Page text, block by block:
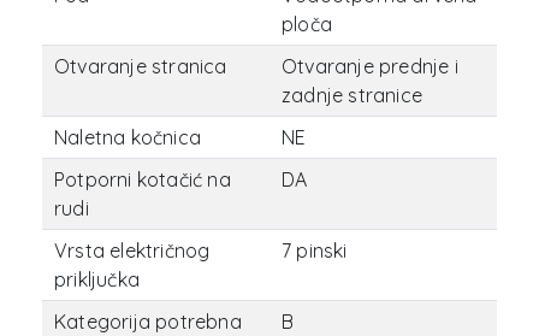
ploča
Otvaranje stranica
Otvaranje prednje i
zadnje stranice
Naletna kočnica
NE
Potporni kotačić na
rudi
DA
Vrsta električnog
priključka
7 pinski
Kategorija potrebna
B